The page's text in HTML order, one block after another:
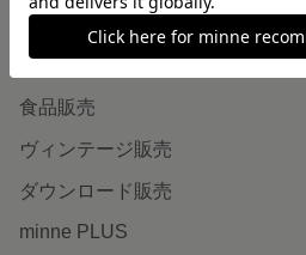
作品販売について
minneで売りたい
食品販売
ヴィンテージ販売
ダウンロード販売
minne PLUS